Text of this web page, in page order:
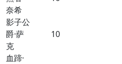
奈希
影子公
爵·萨
克
10
血蹄·